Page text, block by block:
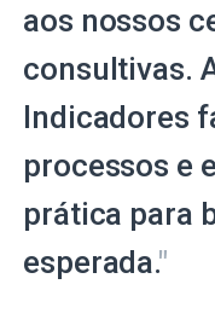
aos nossos
consultivas.
Indicadores
processos e
prática para
esperada."